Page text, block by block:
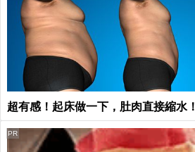
超有感！起床做一下，肚肉直接縮水！
PR